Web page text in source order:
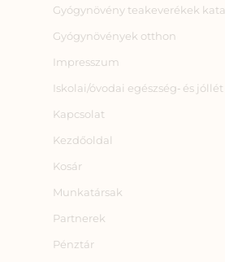
Gyógynövény teakeverékek
Gyógynövények otthon
Impresszum
Iskolai/óvodai egészség‑ és
Kapcsolat
Kezdőoldal
Kosár
Munkatársak
Partnerek
Pénztár